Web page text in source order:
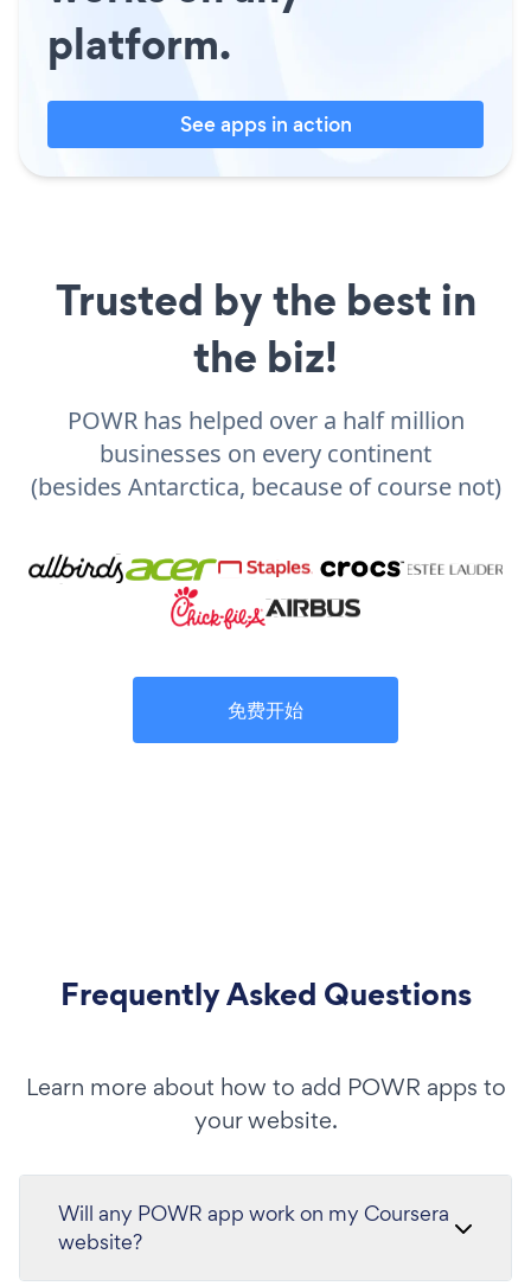
platform.
See apps in action
Trusted by the best in
the biz!
POWR has helped over a half million
businesses on every continent
(besides Antarctica, because of course not)
免费开始
Frequently Asked Questions
Learn more about how to add POWR apps to
your website.
Will any POWR app work on my Coursera
website?